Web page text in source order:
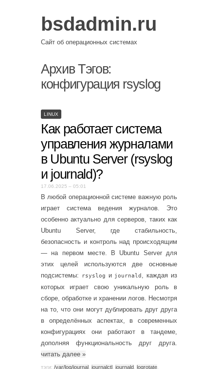
bsdadmin.ru
Сайт об операционных системах
Архив Тэгов:
конфигурация rsyslog
LINUX
Как работает система
управления журналами
в Ubuntu Server (rsyslog
и journald)?
17.06.2025 – 05:01
В любой операционной системе важную роль
играет система ведения журналов. Это
особенно актуально для серверов, таких как
Ubuntu Server, где стабильность,
безопасность и контроль над происходящим
— на первом месте. В Ubuntu Server для
этих целей используются две основные
подсистемы:
rsyslog и journald , каждая из
которых играет свою уникальную роль в
сборе, обработке и хранении логов. Несмотря
на то, что они могут дублировать друг друга
в определённых аспектах, в современных
конфигурациях они работают в тандеме,
дополняя функциональность друг друга.
читать далее »
тэги: /var/log/journal journalctl journald logrotate